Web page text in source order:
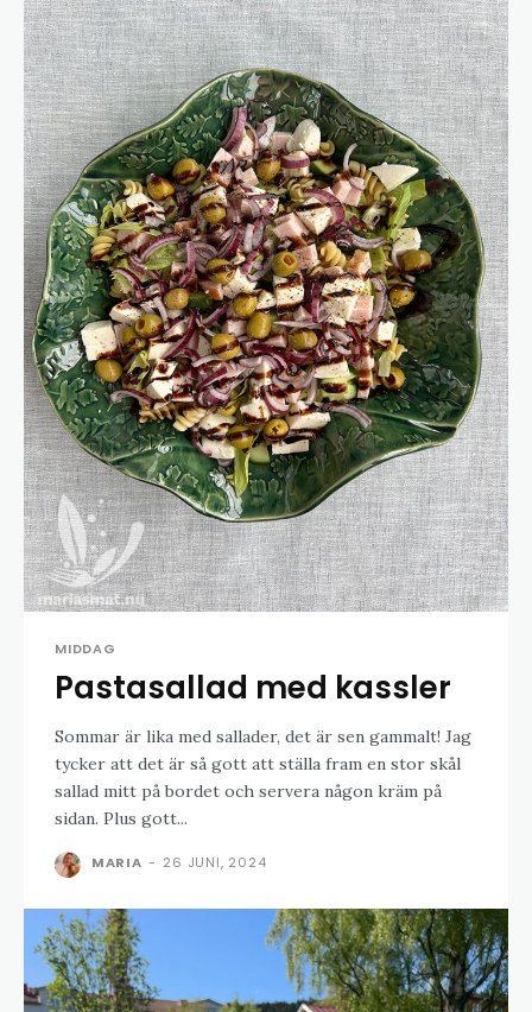
MIDDAG
Pastasallad med kassler
Sommar är lika med sallader, det är sen gammalt! Jag
tycker att det är så gott att ställa fram en stor skål
sallad mitt på bordet och servera någon kräm på
sidan. Plus gott...
MARIA - 26 JUNI, 2024